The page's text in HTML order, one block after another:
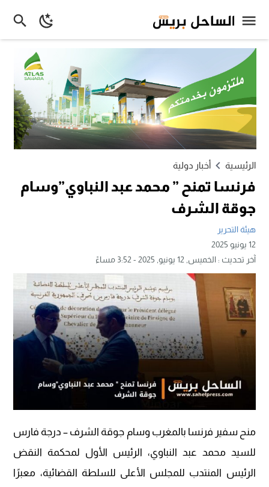
الرئيسية أخبار دولية
فرنسا تمنح ” محمد عبد النباوي”وسام
جوقة الشرف
هيئة التحرير
12 يونيو 2025
آخر تحديث :الخميس, 12 يونيو, 2025 - 3:52 مساءً
منح سفير فرنسا بالمغرب وسام جوقة الشرف – درجة فارس
للسيد محمد عبد النباوي، الرئيس الأول لمحكمة النقض
الرئيس المنتدب للمجلس الأعلى للسلطة القضائية، معبرًا